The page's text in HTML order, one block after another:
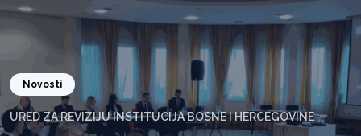
Novosti
URED ZA REVIZIJU INSTITUCIJA BOSNE I HERCEGOVINE